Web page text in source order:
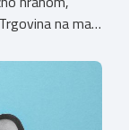
na malo
su uskladiti
rješenje za
putem